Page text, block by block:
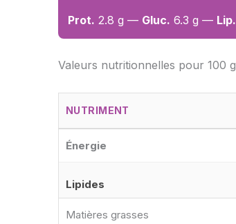
Prot. 2.8 g — Gluc. 6.3 g — Lip.
Valeurs nutritionnelles pour 100 g
NUTRIMENT
Énergie
Lipides
Matières grasses